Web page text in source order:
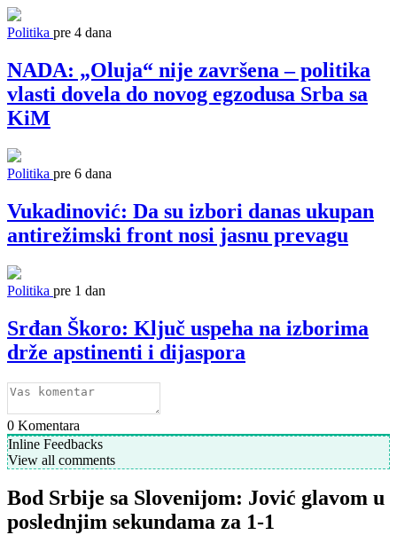
Politika pre 4 dana
NADA: „Oluja“ nije završena – politika
vlasti dovela do novog egzodusa Srba sa
KiM
Politika pre 6 dana
Vukadinović: Da su izbori danas ukupan
antirežimski front nosi jasnu prevagu
Politika pre 1 dan
Srđan Škoro: Ključ uspeha na izborima
drže apstinenti i dijaspora
0 Komentara
Inline Feedbacks
View all comments
Bod Srbije sa Slovenijom: Jović glavom u
poslednjim sekundama za 1-1